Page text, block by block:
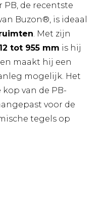
de recentste
Buzon®, is ideaal
. Met zijn
tot 955 mm is hij
maakt hij een
mogelijk. Het
van de PB-
voor de
tegels op